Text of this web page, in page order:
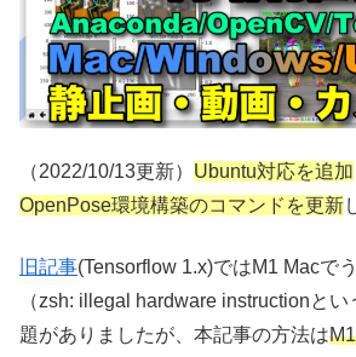
（2022/10/13更新） Ubuntu対応を追加
OpenPose環境構築のコマンドを更新
旧記事(Tensorflow 1.x)ではM1 Macで
（zsh: illegal hardware instructionと
題がありましたが、本記事の方法は